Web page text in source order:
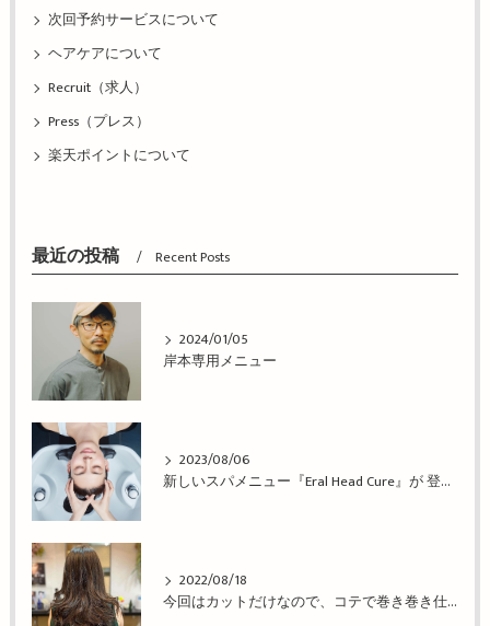
次回予約サービスについて
ヘアケアについて
Recruit（求人）
Press（プレス）
楽天ポイントについて
最近の投稿 Recent Posts
2024/01/05
岸本専用メニュー
2023/08/06
新しいスパメニュー『Eral Head Cure』が 登場！姫路市の美容院BEREA(ベレア)はお客様のキレイを叶える美容室／ヘアサロン
2022/08/18
今回はカットだけなので、コテで巻き巻き仕上げ！姫路市の美容院BEREA(ベレア)はお客様のキレイを叶える美容室／ヘアサロン